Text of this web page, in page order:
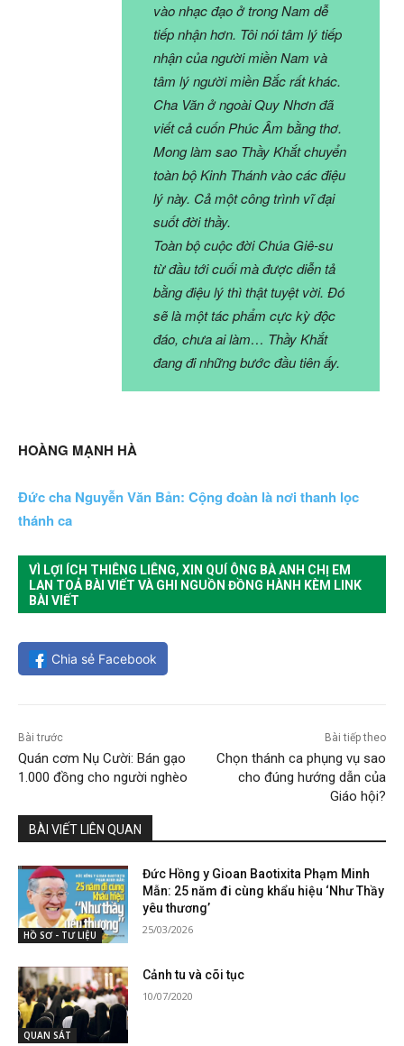
vào nhạc đạo ở trong Nam dễ
tiếp nhận hơn. Tôi nói tâm lý tiếp
nhận của người miền Nam và
tâm lý người miền Bắc rất khác.
Cha Văn ở ngoài Quy Nhơn đã
viết cả cuốn Phúc Âm bằng thơ.
Mong làm sao Thầy Khắt chuyển
toàn bộ Kinh Thánh vào các điệu
lý này. Cả một công trình vĩ đại
suốt đời thầy.
Toàn bộ cuộc đời Chúa Giê-su
từ đầu tới cuối mà được diễn tả
bằng điệu lý thì thật tuyệt vời. Đó
sẽ là một tác phẩm cực kỳ độc
đáo, chưa ai làm… Thầy Khắt
đang đi những bước đầu tiên ấy.
HOÀNG MẠNH HÀ
Đức cha Nguyễn Văn Bản: Cộng đoàn là nơi thanh lọc
thánh ca
VÌ LỢI ÍCH THIÊNG LIÊNG, XIN QUÍ ÔNG BÀ ANH CHỊ EM
LAN TOẢ BÀI VIẾT VÀ GHI NGUỒN ĐỒNG HÀNH KÈM LINK
BÀI VIẾT
Chia sẻ Facebook
Bài trước
Quán cơm Nụ Cười: Bán gạo
1.000 đồng cho người nghèo
Bài tiếp theo
Chọn thánh ca phụng vụ sao
cho đúng hướng dẫn của
Giáo hội?
BÀI VIẾT LIÊN QUAN
HỒ SƠ - TƯ LIỆU
Đức Hồng y Gioan Baotixita Phạm Minh
Mẫn: 25 năm đi cùng khẩu hiệu ‘Như Thầy
yêu thương’
25/03/2026
QUAN SÁT
Cảnh tu và cõi tục
10/07/2020